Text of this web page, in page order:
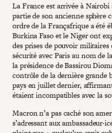
La France est arrivée à
partie de son ancienne sphère
ordre de la Françafrique a été
Burkina Faso et le Niger ont
des prises de pouvoir
sécurité avec Paris au nom de
la présidence de Bassirou
contrôle de la dernière grande
pays en juillet dernier,
étaient incompatibles avec la
Macron n’a pas caché son
s’adressant aux